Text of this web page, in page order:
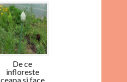
De ce
infloreste
ceapa si face